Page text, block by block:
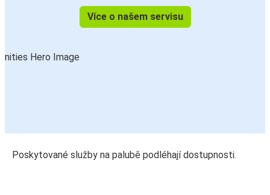
Více o našem servisu
Poskytované služby na palubě podléhají dostupnosti.